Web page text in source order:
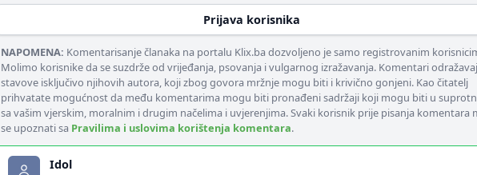
Prijava korisnika
NAPOMENA: Komentarisanje članaka na portalu Klix.ba dozvoljeno je samo registrovanim
Molimo korisnike da se suzdrže od vrijeđanja, psovanja i vulgarnog izražavanja. Komentari
stavove isključivo njihovih autora, koji zbog govora mržnje mogu biti i krivično gonjeni. Kao čitatelj
prihvatate mogućnost da među komentarima mogu biti pronađeni sadržaji koji mogu biti u
sa vašim vjerskim, moralnim i drugim načelima i uvjerenjima. Svaki korisnik prije pisanja komentara
se upoznati sa Pravilima i uslovima korištenja komentara.
Idol